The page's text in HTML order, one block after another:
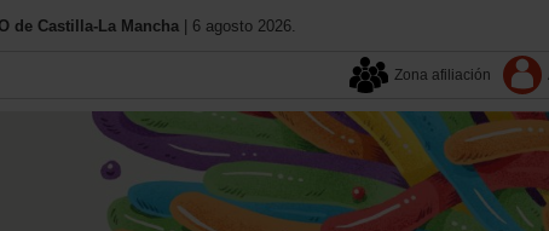
de Castilla-La Mancha | 6 agosto 2026.
Zona afiliación